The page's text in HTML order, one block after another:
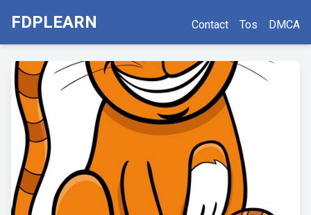
FDPLEARN Contact Tos DMCA